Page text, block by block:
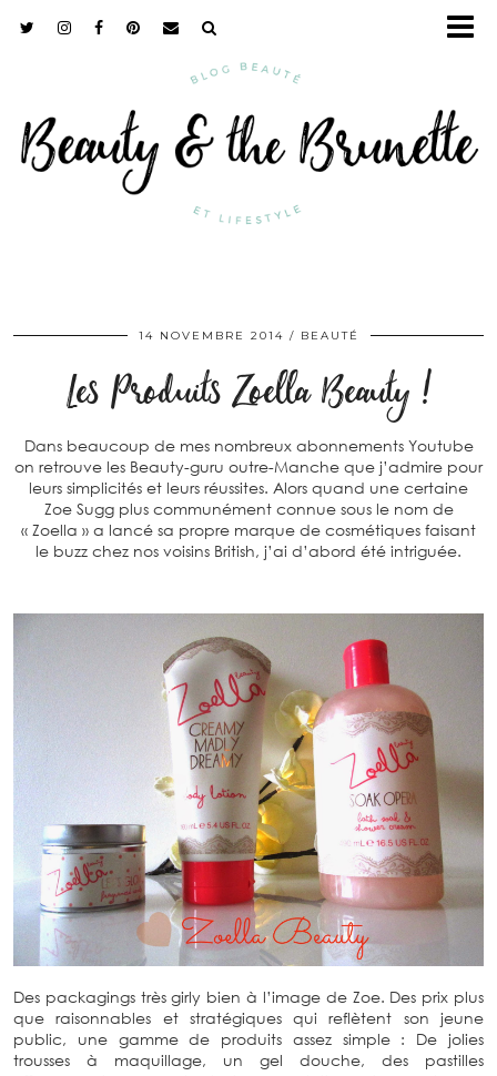
14 NOVEMBRE 2014 BEAUTÉ
Les Produits Zoella Beauty !
Dans beaucoup de mes nombreux abonnements Youtube
on retrouve les Beauty-guru outre-Manche que j’admire pour
leurs simplicités et leurs réussites. Alors quand une certaine
Zoe Sugg plus communément connue sous le nom de
« Zoella » a lancé sa propre marque de cosmétiques faisant
le buzz chez nos voisins British, j’ai d’abord été intriguée.
Des packagings très girly bien à l’image de Zoe. Des prix plus
que raisonnables et stratégiques qui reflètent son jeune
public, une gamme de produits assez simple : De jolies
trousses à maquillage, un gel douche, des pastilles